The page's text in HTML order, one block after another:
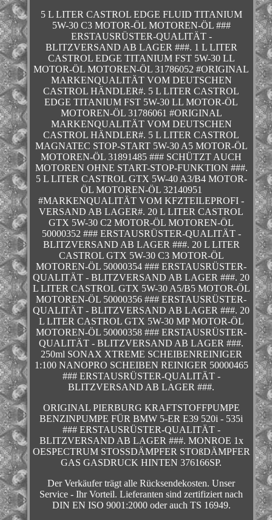
5 L LITER CASTROL EDGE FLUID TITANIUM
5W-30 C3 MOTOR-ÖL MOTOREN-ÖL ###
ERSTAUSRÜSTER-QUALITÄT -
BLITZVERSAND AB LAGER ###. 1 L LITER
CASTROL EDGE TITANIUM FST 5W-30 LL
MOTOR-ÖL MOTOREN-ÖL 31786052 #ORIGINAL
MARKENQUALITÄT VOM DEUTSCHEN
CASTROL HÄNDLER#. 5 L LITER CASTROL
EDGE TITANIUM FST 5W-30 LL MOTOR-ÖL
MOTOREN-ÖL 31786061 #ORIGINAL
MARKENQUALITÄT VOM DEUTSCHEN
CASTROL HÄNDLER#. 5 L LITER CASTROL
MAGNATEC STOP-START 5W-30 A5 MOTOR-ÖL
MOTOREN-ÖL 31891485 ### SCHÜTZT AUCH
MOTOREN OHNE START-STOP-FUNKTION ###.
5 L LITER CASTROL GTX 5W-40 A3/B4 MOTOR-
ÖL MOTOREN-ÖL 32140951
#MARKENQUALITÄT VOM KFZTEILEPROFI -
VERSAND AB LAGER#. 20 L LITER CASTROL
GTX 5W-30 C2 MOTOR-ÖL MOTOREN-ÖL
50000352 ### ERSTAUSRÜSTER-QUALITÄT -
BLITZVERSAND AB LAGER ###. 20 L LITER
CASTROL GTX 5W-30 C3 MOTOR-ÖL
MOTOREN-ÖL 50000354 ### ERSTAUSRÜSTER-
QUALITÄT - BLITZVERSAND AB LAGER ###. 20
L LITER CASTROL GTX 5W-30 A5/B5 MOTOR-ÖL
MOTOREN-ÖL 50000356 ### ERSTAUSRÜSTER-
QUALITÄT - BLITZVERSAND AB LAGER ###. 20
L LITER CASTROL GTX 5W-30 MP MOTOR-ÖL
MOTOREN-ÖL 50000358 ### ERSTAUSRÜSTER-
QUALITÄT - BLITZVERSAND AB LAGER ###.
250ml SONAX XTREME SCHEIBENREINIGER
1:100 NANOPRO SCHEIBEN REINIGER 50000465
### ERSTAUSRÜSTER-QUALITÄT -
BLITZVERSAND AB LAGER ###.
ORIGINAL PIERBURG KRAFTSTOFFPUMPE
BENZINPUMPE FÜR BMW 5-ER E39 520i - 535i
### ERSTAUSRÜSTER-QUALITÄT -
BLITZVERSAND AB LAGER ###. MONROE 1x
OESPECTRUM STOSSDÄMPFER STOßDÄMPFER
GAS GASDRUCK HINTEN 376166SP.
Der Verkäufer trägt alle Rücksendekosten. Unser
Service - Ihr Vorteil. Lieferanten sind zertifiziert nach
DIN EN ISO 9001:2000 oder auch TS 16949.